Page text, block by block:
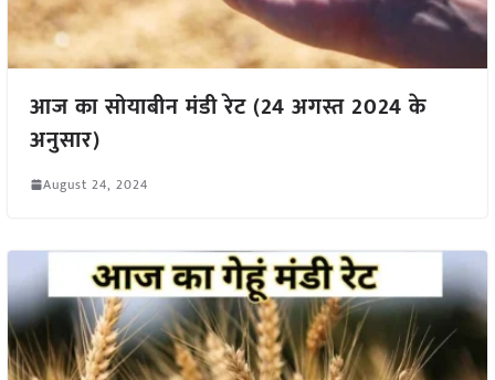
आज का सोयाबीन मंडी रेट (24 अगस्त 2024 के
अनुसार)
August 24, 2024